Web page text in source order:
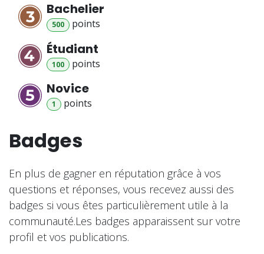
Bachelier
500 points
Étudiant
100 points
Novice
1 points
Badges
En plus de gagner en réputation grâce à vos
questions et réponses, vous recevez aussi des
badges si vous êtes particulièrement utile à la
communauté.Les badges apparaissent sur votre
profil et vos publications.